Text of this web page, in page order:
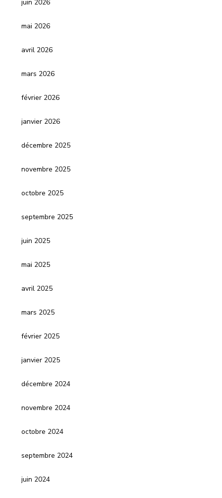
juin 2026
mai 2026
avril 2026
mars 2026
février 2026
janvier 2026
décembre 2025
novembre 2025
octobre 2025
septembre 2025
juin 2025
mai 2025
avril 2025
mars 2025
février 2025
janvier 2025
décembre 2024
novembre 2024
octobre 2024
septembre 2024
juin 2024